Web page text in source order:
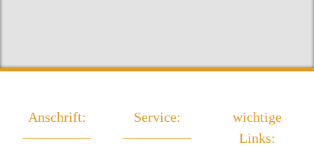
Anschrift: Service:
wichtige
Links: